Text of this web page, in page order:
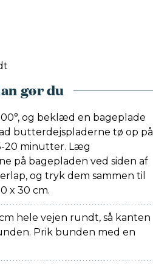
gør du
og beklæd en bageplade
butterdejspladerne tø op på
20 minutter. Læg
på bagepladen ved siden af
og tryk dem sammen til
x 30 cm.
hele vejen rundt, så kanten
Prik bunden med en